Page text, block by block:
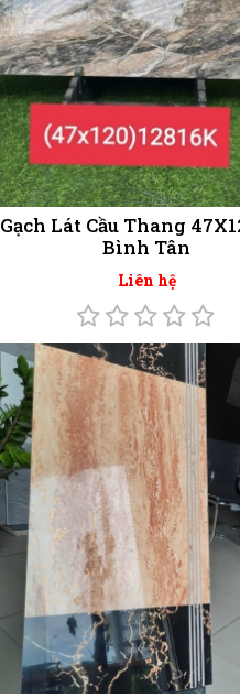
Gạch Lát Cầu Thang
Bình Tân
Liên hệ